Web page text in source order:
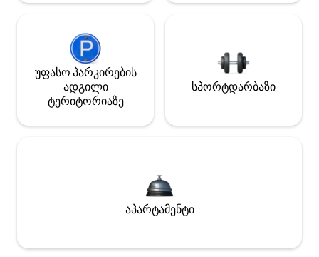
უფასო პარკირების
ადგილი
ტერიტორიაზე
სპორტდარბაზი
აპარტამენტი